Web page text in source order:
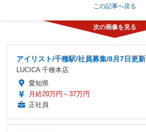
この記事へ戻る
アイリスト/千種駅/社員募集/8月7日更新
LUCICA 千種本店
愛知県
月給20万円～37万円
正社員